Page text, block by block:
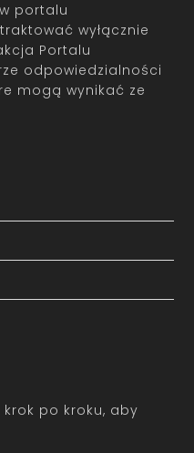
portalu
wyłącznie
Portalu
odpowiedzialności
mogą wynikać ze
krok po kroku, aby